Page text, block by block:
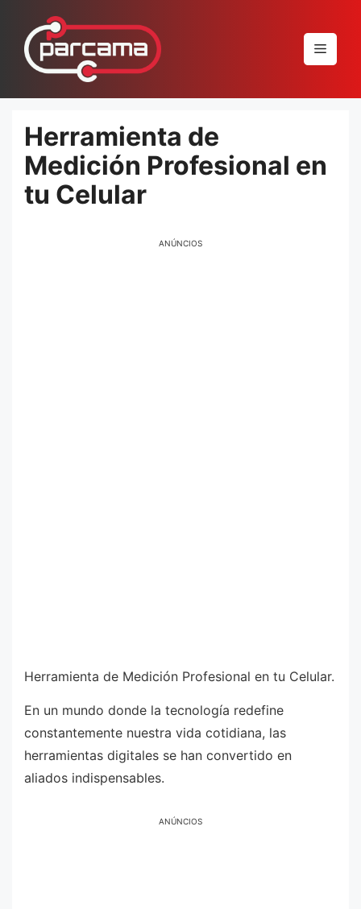
conteúdo
Menu
Herramienta de
Medición Profesional en
tu Celular
ANÚNCIOS
Herramienta de Medición Profesional en tu Celular.
En un mundo donde la tecnología redefine
constantemente nuestra vida cotidiana, las
herramientas digitales se han convertido en
aliados indispensables.
ANÚNCIOS